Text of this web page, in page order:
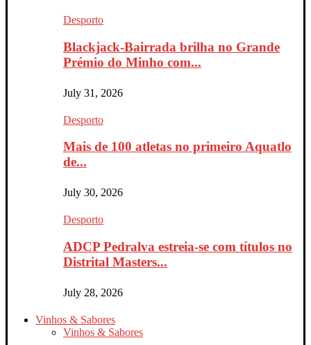
Desporto
Blackjack-Bairrada brilha no Grande
Prémio do Minho com...
July 31, 2026
Desporto
Mais de 100 atletas no primeiro Aquatlo
de...
July 30, 2026
Desporto
ADCP Pedralva estreia-se com títulos no
Distrital Masters...
July 28, 2026
Vinhos & Sabores
Vinhos & Sabores